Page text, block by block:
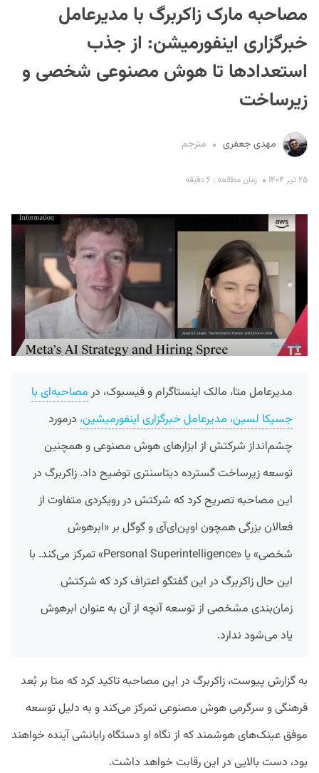
مصاحبه مارک زاکربرگ با مدیرعامل
خبرگزاری اینفورمیشن: از جذب
استعداد‌ها تا هوش مصنوعی شخصی و
زیرساخت
مهدی جعفری مترجم
۲۵ تیر ۱۴۰۴ زمان مطالعه : ۶ دقیقه
مدیرعامل متا، مالک اینستاگرام و فیسبوک، در مصاحبه‌ای با
جسیکا لسین، مدیرعامل خبرگزاری اینفورمیشین، درمورد
چشم‌انداز شرکتش از ابزارهای هوش مصنوعی و همچنین
توسعه زیرساخت گسترده دیتاسنتری توضیح داد. زاکربرگ در
این مصاحبه تصریح کرد که شرکتش در رویکردی متفاوت از
فعالان بزرگی همچون اوپن‌ای‌آی و گوگل بر «ابرهوش
شخصی» یا «Personal Superintelligence» تمرکز می‌کند. با
این حال زاکربرگ در این گفتگو اعتراف کرد که شرکتش
زمان‌بندی مشخصی از توسعه آنچه از آن به عنوان ابرهوش
یاد می‌شود ندارد.
به گزارش پیوست، زاکربرگ در این مصاحبه تاکید کرد که متا بر بُعد
فرهنگی و سرگرمی هوش مصنوعی تمرکز می‌کند و به دلیل توسعه
موفق عینک‌های هوشمند که از نگاه او دستگاه رایانشی آینده خواهند
بود، دست بالایی در این رقابت خواهد داشت.